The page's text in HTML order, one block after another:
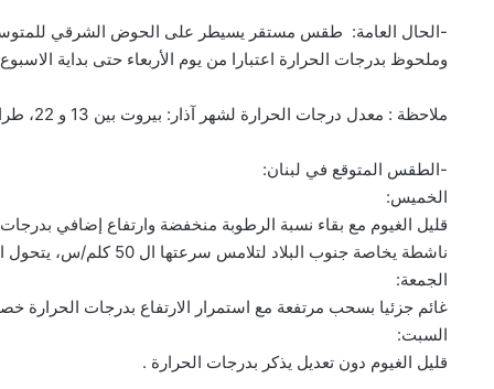
-الحال العامة: طقس مستقر يسيطر على الحوض الشرقي للمتوسط
وملحوظ بدرجات الحرارة اعتبارا من يوم الأربعاء حتى بداية
ملاحظة : معدل درجات الحرارة لشهر آذار: بيروت بين 13 و 22، طرابلس بين 11 و 20 وزحلة بين 6 و 17 درجة.
-الطقس المتوقع في لبنان:
الخميس:
ناشطة يخاصة جنوب البلاد لتلامس سرعتها ال 50 كلم/س، يتحول الطقس اعتبارا من المساء الى غائم جزئيا بسحب مرتفعة.
الجمعة:
غائم جزئيا بسحب مرتفعة مع استمرار الارتفاع بدرجات
السبت:
قليل الغيوم دون تعديل يذكر بدرجات الحرارة .